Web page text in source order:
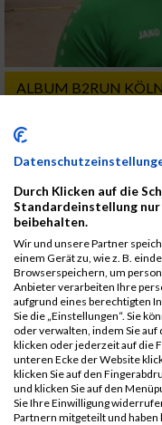
ALBUM B2RUN
Durch Klicken auf die
Standardeinstellung
beibehalten.
Wir und unsere Partner
einem Gerät zu, wie z. B.
Browserspeichern, um
Anbieter verarbeiten Ihre
aufgrund eines berechtigten
Sie die „Einstellungen“. Sie
oder verwalten, indem Sie auf
klicken oder jederzeit auf die
unteren Ecke der Website
klicken Sie auf den
und klicken Sie auf den
Sie Ihre Einwilligung
Partnern mitgeteilt und haben